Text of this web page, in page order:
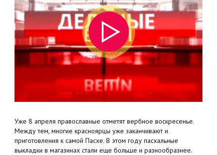
Уже 8 апреля православные отметят вербное воскресенье.
Между тем, многие красноярцы уже заканчивают и
приготовления к самой Пасхе. В этом году пасхальные
выкладки в магазинах стали еще больше и разнообразнее.